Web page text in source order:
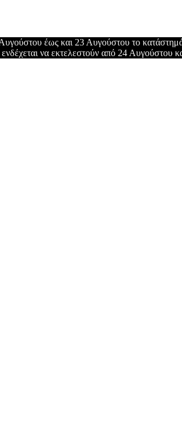
έως και 23 Αυγούστου το
να εκτελεστούν από 24 Αυγούστου